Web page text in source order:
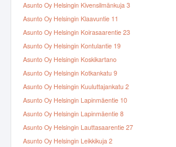
Asunto Oy Helsingin Kivensilmänkuja 3
Asunto Oy Helsingin Klaavuntie 11
Asunto Oy Helsingin Koirasaarentie 23
Asunto Oy Helsingin Kontulantie 19
Asunto Oy Helsingin Koskikartano
Asunto Oy Helsingin Kotkankatu 9
Asunto Oy Helsingin Kuuluttajankatu 2
Asunto Oy Helsingin Lapinmäentie 10
Asunto Oy Helsingin Lapinmäentie 8
Asunto Oy Helsingin Lauttasaarentie 27
Asunto Oy Helsingin Leikkikuja 2